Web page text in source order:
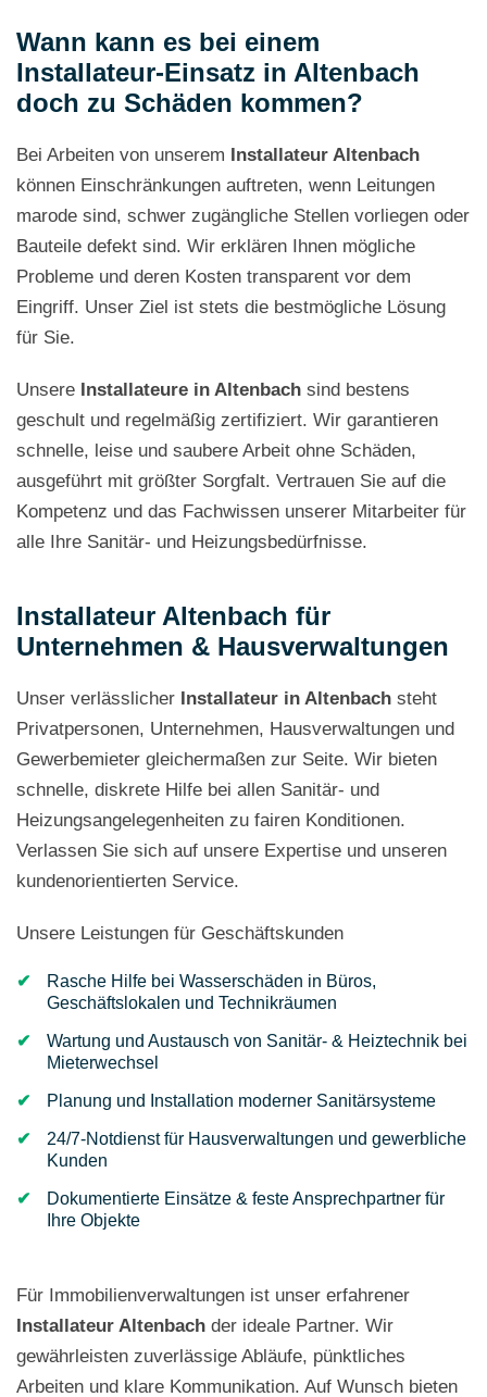
Wann kann es bei einem
Installateur-Einsatz in Altenbach
doch zu Schäden kommen?
Bei Arbeiten von unserem Installateur Altenbach
können Einschränkungen auftreten, wenn Leitungen
marode sind, schwer zugängliche Stellen vorliegen oder
Bauteile defekt sind. Wir erklären Ihnen mögliche
Probleme und deren Kosten transparent vor dem
Eingriff. Unser Ziel ist stets die bestmögliche Lösung
für Sie.
Unsere Installateure in Altenbach sind bestens
geschult und regelmäßig zertifiziert. Wir garantieren
schnelle, leise und saubere Arbeit ohne Schäden,
ausgeführt mit größter Sorgfalt. Vertrauen Sie auf die
Kompetenz und das Fachwissen unserer Mitarbeiter für
alle Ihre Sanitär- und Heizungsbedürfnisse.
Installateur Altenbach für
Unternehmen & Hausverwaltungen
Unser verlässlicher Installateur in Altenbach steht
Privatpersonen, Unternehmen, Hausverwaltungen und
Gewerbemieter gleichermaßen zur Seite. Wir bieten
schnelle, diskrete Hilfe bei allen Sanitär- und
Heizungsangelegenheiten zu fairen Konditionen.
Verlassen Sie sich auf unsere Expertise und unseren
kundenorientierten Service.
Unsere Leistungen für Geschäftskunden
Rasche Hilfe bei Wasserschäden in Büros,
Geschäftslokalen und Technikräumen
Wartung und Austausch von Sanitär- & Heiztechnik bei
Mieterwechsel
Planung und Installation moderner Sanitärsysteme
24/7-Notdienst für Hausverwaltungen und gewerbliche
Kunden
Dokumentierte Einsätze & feste Ansprechpartner für
Ihre Objekte
Für Immobilienverwaltungen ist unser erfahrener
Installateur Altenbach der ideale Partner. Wir
gewährleisten zuverlässige Abläufe, pünktliches
Arbeiten und klare Kommunikation. Auf Wunsch bieten